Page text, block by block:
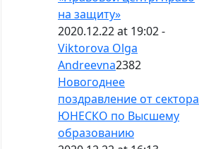
на защиту»
2020.12.22 at 19:02 -
Viktorova Olga
Andreevna2382
Новогоднее
поздравление от сектора
ЮНЕСКО по Высшему
образованию